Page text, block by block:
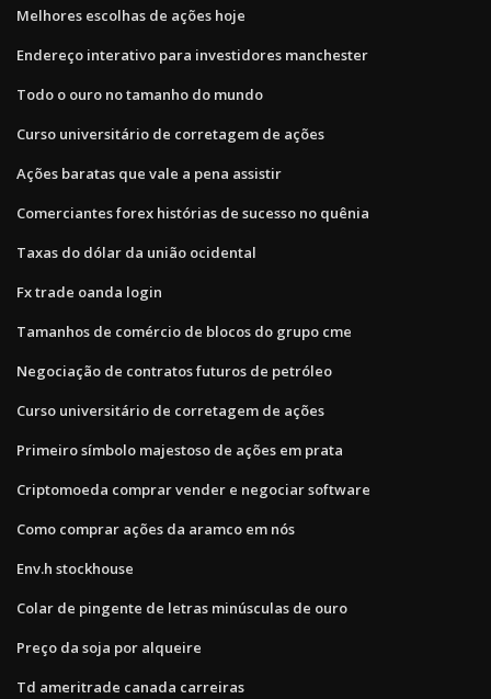
Melhores escolhas de ações hoje
Endereço interativo para investidores manchester
Todo o ouro no tamanho do mundo
Curso universitário de corretagem de ações
Ações baratas que vale a pena assistir
Comerciantes forex histórias de sucesso no quênia
Taxas do dólar da união ocidental
Fx trade oanda login
Tamanhos de comércio de blocos do grupo cme
Negociação de contratos futuros de petróleo
Curso universitário de corretagem de ações
Primeiro símbolo majestoso de ações em prata
Criptomoeda comprar vender e negociar software
Como comprar ações da aramco em nós
Env.h stockhouse
Colar de pingente de letras minúsculas de ouro
Preço da soja por alqueire
Td ameritrade canada carreiras